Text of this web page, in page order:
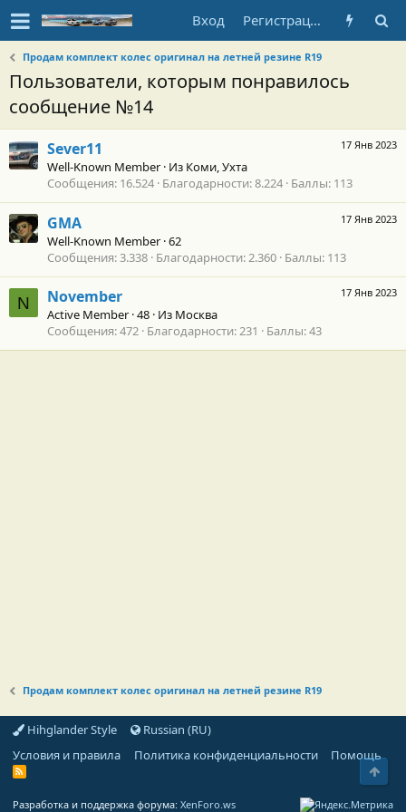
Вход Регистрация
Продам комплект колес оригинал на летней резине R19
Пользователи, которым понравилось
сообщение №14
17 Янв 2023
Sever11
Well-Known Member · Из Коми, Ухта
Сообщения 16.524 Благодарности 8.224 Баллы 113
17 Янв 2023
GMA
Well-Known Member ·62
Сообщения 3.338 Благодарности 2.360 Баллы 113
N
17 Янв 2023
November
Active Member ·48 · Из Москва
Сообщения 472 Благодарности 231 Баллы 43
Продам комплект колес оригинал на летней резине R19
Hihglander Style
Russian (RU)
Условия и правила
Политика конфиденциальности Помощь
R
Разработка и поддержка форума: XenForo.ws